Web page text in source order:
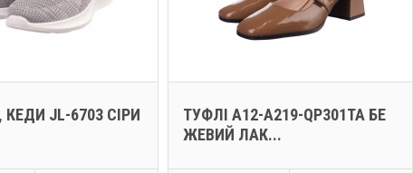
JL-6703 СІРИ
ТУФЛІ A12-A219-QP301TA БЕ
ЖЕВИЙ ЛАК...